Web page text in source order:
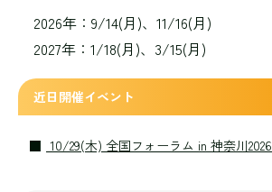
2026年：9/14(月)、11/16(月)
2027年：1/18(月)、3/15(月)
近日開催イベント
10/29(木) 全国フォーラム in 神奈川2026